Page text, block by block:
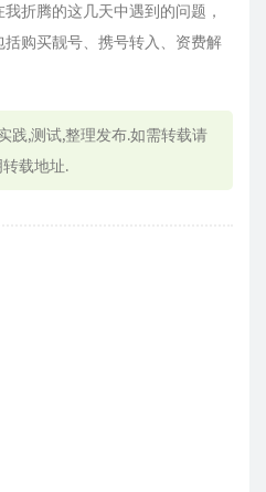
折腾的这几天中遇到的问题，
购买靓号、携号转入、资费解
践,测试,整理发布.如需转载请
载地址.